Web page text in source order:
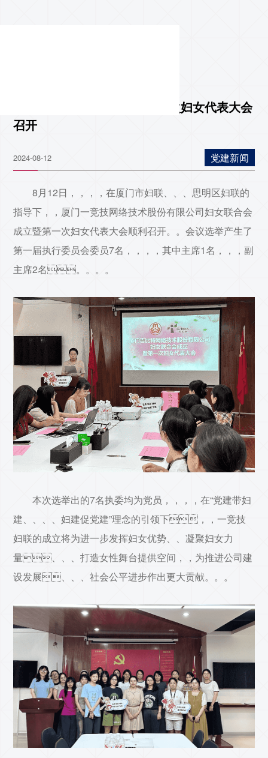
一竞技妇女联合会成立暨第一次妇女代表大会
召开
2024-08-12 党建新闻
8月12日，，，，在厦门市妇联、、、思明区妇联的
指导下，，厦门一竞技网络技术股份有限公司妇女联合会
成立暨第一次妇女代表大会顺利召开。。会议选举产生了
第一届执行委员会委员7名，，，，其中主席1名，，，副
主席2名。。。。
本次选举出的7名执委均为党员，，，，在“党建带妇
建、、、、妇建促党建”理念的引领下，，一竞技
妇联的成立将为进一步发挥妇女优势、、凝聚妇女力
量、、、打造女性舞台提供空间，，为推进公司建
设发展、、、社会公平进步作出更大贡献。。。